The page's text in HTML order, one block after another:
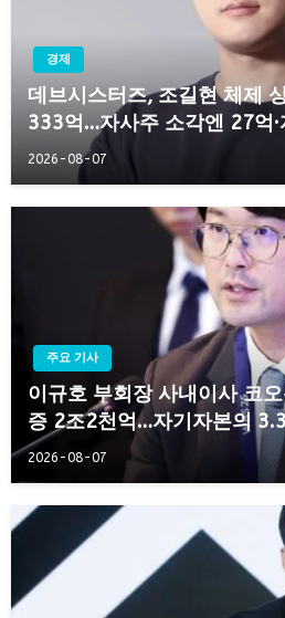
경제
데브시스터즈, 조길현 체제
333억…자사주 소각엔 27억
2026-08-07
주요 기사
이규호 부회장 사내이사 코
증 2조2천억…자기자본의
2026-08-07